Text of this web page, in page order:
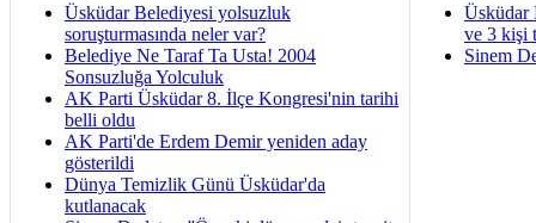
Üsküdar Belediyesi yolsuzluk
soruşturmasında neler var?
Belediye Ne Taraf Ta Usta! 2004
Sonsuzluğa Yolculuk
AK Parti Üsküdar 8. İlçe Kongresi'nin tarihi
belli oldu
AK Parti'de Erdem Demir yeniden aday
gösterildi
Dünya Temizlik Günü Üsküdar'da
kutlanacak
Üsküdar
ve 3 kişi
Sinem